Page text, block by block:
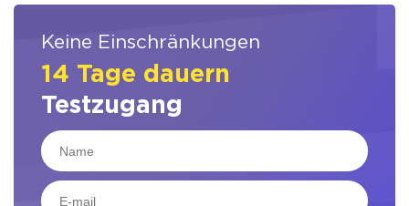
Keine Einschränkungen
14 Tage dauern
Testzugang